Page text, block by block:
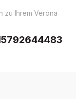
zu Ihrem Verona